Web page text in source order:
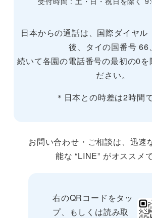
日本からの通話は、国際ダイヤル
後、タイの国番号 66、
続いて各園の電話番号の最初の0を
ださい。
＊日本との時差は2時間で
お問い合わせ・ご相談は、迅速
能な “LINE” がオススメ
右のQRコードをタッ
プ、もしくは読み取